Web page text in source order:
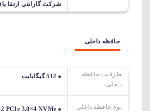
شرکت گارانتی ارتقا
حافظه داخلی
ظرفیت حافظه
داخلی
512 گیگابایت
نوع حافظه داخلی M.2 2242 PCIe 3.0×4 NVMe